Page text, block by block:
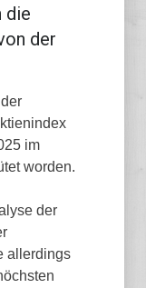
die
der
im
worden.
der
allerdings